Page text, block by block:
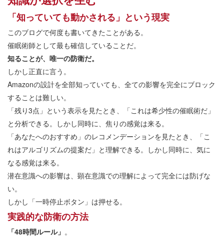
「知っていても動かされる」という現実
このブログで何度も書いてきたことがある。
催眠術師として最も確信していることだ。
知ることが、唯一の防衛だ。
しかし正直に言う。
Amazonの設計を全部知っていても、全ての影響を完全にブロック
することは難しい。
「残り3点」という表示を見たとき、「これは希少性の催眠術だ」
と分析できる。しかし同時に、焦りの感覚は来る。
「あなたへのおすすめ」のレコメンデーションを見たとき、「こ
れはアルゴリズムの提案だ」と理解できる。しかし同時に、気に
なる感覚は来る。
潜在意識への影響は、顕在意識での理解によって完全には防げな
い。
しかし「一時停止ボタン」は押せる。
実践的な防衛の方法
「48時間ルール」 。